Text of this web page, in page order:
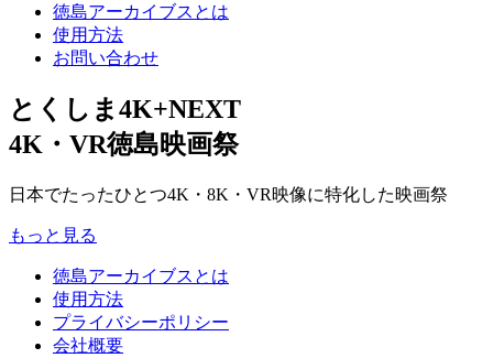
徳島アーカイブスとは
使用方法
お問い合わせ
とくしま4K+NEXT
4K・VR徳島映画祭
日本でたったひとつ4K・8K・VR映像に特化した映画祭
もっと見る
徳島アーカイブスとは
使用方法
プライバシーポリシー
会社概要